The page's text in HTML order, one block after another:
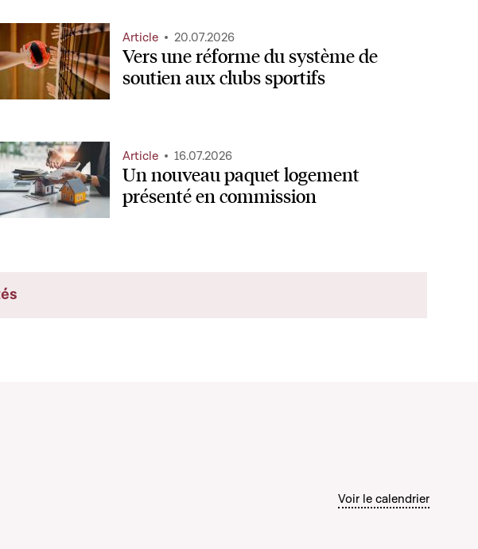
Vers une réforme du système de
soutien aux clubs sportifs
Article 20.07.2026
Un nouveau paquet logement
présenté en commission
Article 16.07.2026
Voir le calendrier